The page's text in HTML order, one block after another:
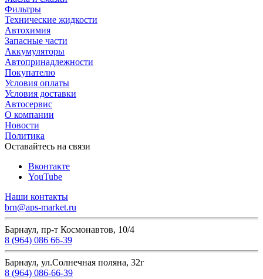
Фильтры
Технические жидкости
Автохимия
Запасные части
Аккумуляторы
Автопринадлежности
Покупателю
Условия оплаты
Условия доставки
Автосервис
О компании
Новости
Политика
Оставайтесь на связи
Вконтакте
YouTube
Наши контакты
brn@aps-market.ru
Барнаул, пр-т Космонавтов, 10/4
8 (964) 086 66-39
Барнаул, ул.Солнечная поляна, 32г
8 (964) 086-66-39